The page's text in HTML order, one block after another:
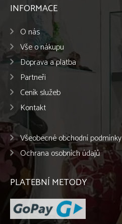
INFORMACE
O nás
Vše o nákupu
Doprava a platba
Partneři
Ceník služeb
Kontakt
Všeobecné obchodní podmínky
Ochrana osobních údajů
PLATEBNÍ METODY